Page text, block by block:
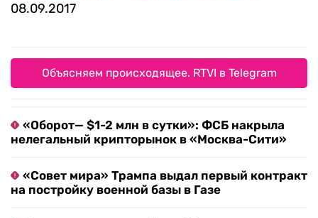
08.09.2017
Объясняем происходящее. RTVI в Telegram
«Оборот— $1-2 млн в сутки»: ФСБ накрыла
нелегальный крипторынок в «Москва-Сити»
«Совет мира» Трампа выдал первый контракт
на постройку военной базы в Газе